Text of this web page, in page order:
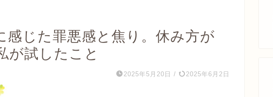
感じた罪悪感と焦り。休み方が
が試したこと
2025年5月20日 / 2025年6月2日